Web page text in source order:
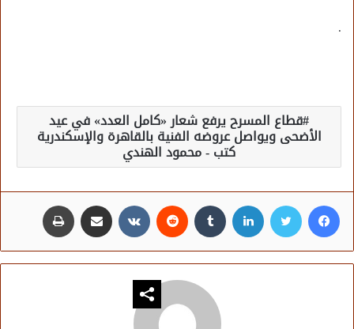
.
قطاع المسرح يرفع شعار «كامل العدد» في عيد
الأضحى ويواصل عروضه الفنية بالقاهرة والإسكندرية
كتب - محمود الهندي
فيسبوك تويتر لينكدإن مشاركة عبر البريد